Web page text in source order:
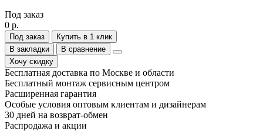
Под заказ
0 р.
Под заказ
Купить в 1 клик
В закладки
В сравнение
Хочу скидку
Бесплатная доставка по Москве и области
Бесплатный монтаж сервисным центром
Расширенная гарантия
Особые условия оптовым клиентам и дизайнерам
30 дней на возврат-обмен
Распродажа и акции